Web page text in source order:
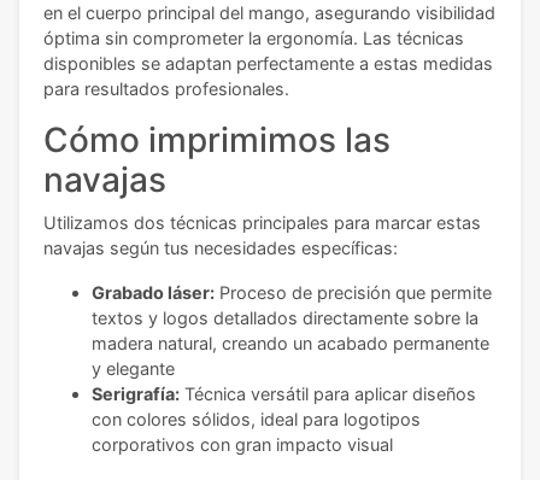
en el cuerpo principal del mango, asegurando visibilidad
óptima sin comprometer la ergonomía. Las técnicas
disponibles se adaptan perfectamente a estas medidas
para resultados profesionales.
Cómo imprimimos las
navajas
Utilizamos dos técnicas principales para marcar estas
navajas según tus necesidades específicas:
Grabado láser: Proceso de precisión que permite
textos y logos detallados directamente sobre la
madera natural, creando un acabado permanente
y elegante
Serigrafía: Técnica versátil para aplicar diseños
con colores sólidos, ideal para logotipos
corporativos con gran impacto visual